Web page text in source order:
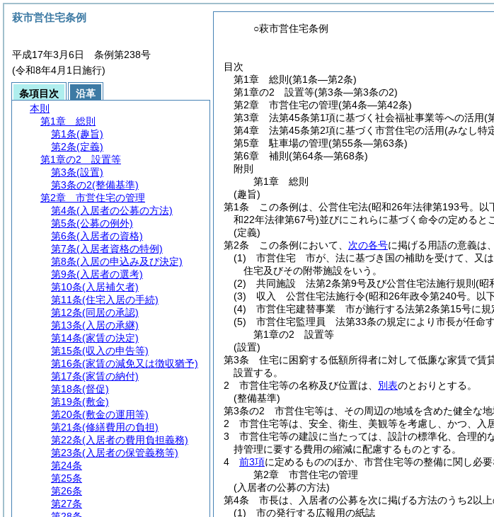
○萩市営住宅条例
目次
第1章
総則 (第1条―第2条)
第1章の2
設置等(第3条―第3条の2)
第2章
市営住宅の管理(第4条―第42条)
第3章
法第45条第1項に基づく社会福祉事業等への活用(
第4章
法第45条第2項に基づく市営住宅の活用(みなし特
第5章
駐車場の管理(第55条―第63条)
第6章
補則 (第64条―第68条)
附則
第1章
総則
(趣旨)
第1条
この条例は、公営住宅法(昭和26年法律第193号。以
和22年法律第67号)並びにこれらに基づく命令の定めると
(定義)
第2条
この条例において、 次の各号に掲げる用語の意義は
(1)
市営住宅 市が、法に基づき国の補助を受けて、又
住宅及びその附帯施設をいう。
(2)
共同施設 法第2条第9号及び公営住宅法施行規則 (昭
(3)
収入 公営住宅法施行令(昭和26年政令第240号。以
(4)
市営住宅建替事業 市が施行する法第2条第15号に規
(5)
市営住宅監理員 法第33条の規定により市長が任命す
第1章の2
設置等
(設置)
第3条
住宅に困窮する低額所得者に対して低廉な家賃で賃
設置する。
2
市営住宅等の名称及び位置は、 別表のとおりとする。
(整備基準)
第3条の2
市営住宅等は、その周辺の地域を含めた健全な
2
市営住宅等は、安全、衛生、美観等を考慮し、かつ、入
3
市営住宅等の建設に当たっては、設計の標準化、合理
持管理に要する費用の縮減に配慮するものとする。
4
前3項に定めるもののほか、市営住宅等の整備に関し必要
第2章
市営住宅の管理
(入居者の公募の方法)
第4条
市長は、入居者の公募を次に掲げる方法のうち2以
(1)
市の発行する広報用の紙誌
萩市営住宅条例
平成17年3月6日 条例第238号
(令和8年4月1日施行)
条項目次
沿革
本則
第1章
総則
第1条(趣旨)
第2条(定義)
第1章の2
設置等
第3条(設置)
第3条の2(整備基準)
第2章
市営住宅の管理
第4条(入居者の公募の方法)
第5条(公募の例外)
第6条(入居者の資格)
第7条(入居者資格の特例)
第8条(入居の申込み及び決定)
第9条(入居者の選考)
第10条(入居補欠者)
第11条(住宅入居の手続)
第12条(同居の承認)
第13条(入居の承継)
第14条(家賃の決定)
第15条(収入の申告等)
第16条(家賃の減免又は徴収猶予)
第17条(家賃の納付)
第18条(督促)
第19条(敷金)
第20条(敷金の運用等)
第21条(修繕費用の負担)
第22条(入居者の費用負担義務)
第23条(入居者の保管義務等)
第24条
第25条
第26条
第27条